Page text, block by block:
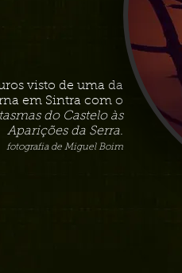
visto de uma da
em Sintra com o
do Castelo às
Aparições da Serra.
fotografia de Miguel Boim